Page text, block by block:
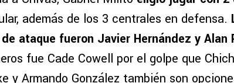
además de los 3 centrales en defensa.
ataque fueron Javier Hernández y Alan
fue Cade Cowell por el golpe que
y Armando González también son